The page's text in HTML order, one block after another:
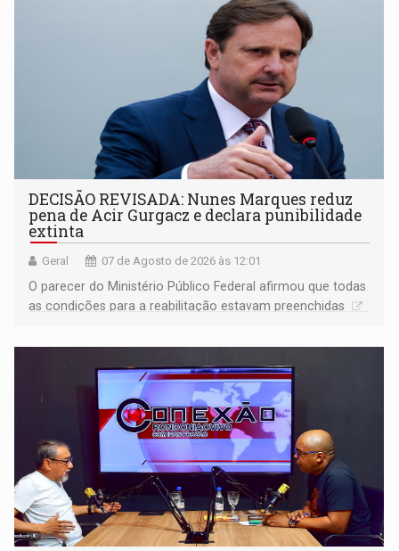
DECISÃO REVISADA: Nunes Marques reduz
pena de Acir Gurgacz e declara punibilidade
extinta
Geral 07 de Agosto de 2026 às 12:01
O parecer do Ministério Público Federal afirmou que todas
as condições para a reabilitação estavam preenchidas